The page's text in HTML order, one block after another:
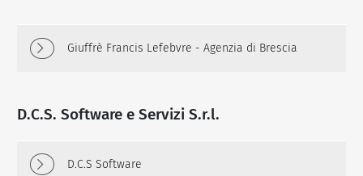
Giuffrè Francis Lefebvre - Agenzia di Brescia
D.C.S. Software e Servizi S.r.l.
D.C.S Software